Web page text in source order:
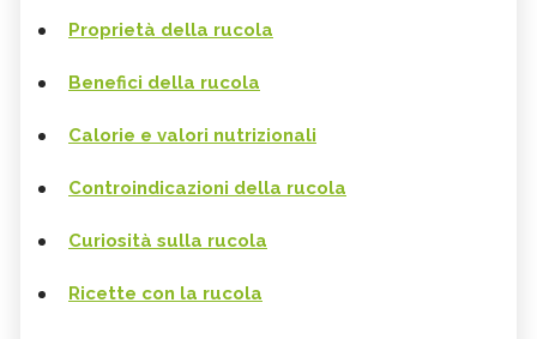
Proprietà della rucola
Benefici della rucola
Calorie e valori nutrizionali
Controindicazioni della rucola
Curiosità sulla rucola
Ricette con la rucola